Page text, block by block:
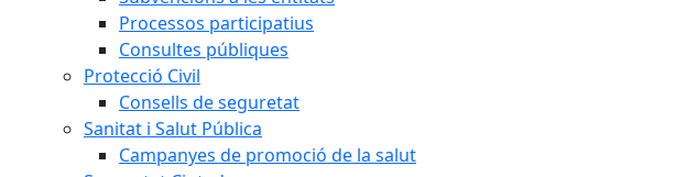
Processos participatius
Consultes públiques
Protecció Civil
Consells de seguretat
Sanitat i Salut Pública
Campanyes de promoció de la salut